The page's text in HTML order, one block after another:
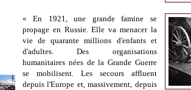
« En 1921, une grande famine se
propage en Russie. Elle va menacer la
vie de quarante millions d'enfants et
d'adultes. Des organisations
humanitaires nées de la Grande Guerre
se mobilisent. Les secours affluent
depuis l'Europe et, massivement, depuis